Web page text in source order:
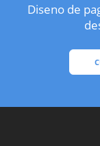
Diseno de